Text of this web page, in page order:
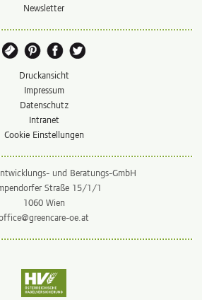
Newsletter
Druckansicht
Impressum
Datenschutz
Intranet
Cookie Einstellungen
und Beratungs-GmbH
Straße 15/1/1
1060 Wien
oe.at